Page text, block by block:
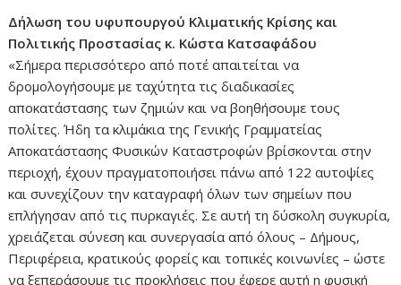
Δήλωση του υφυπουργού Κλιματικής Κρίσης και
Πολιτικής Προστασίας κ. Κώστα Κατσαφάδου
«Σήμερα περισσότερο από ποτέ απαιτείται να
δρομολογήσουμε με ταχύτητα τις διαδικασίες
αποκατάστασης των ζημιών και να βοηθήσουμε τους
πολίτες. Ήδη τα κλιμάκια της Γενικής Γραμματείας
Αποκατάστασης Φυσικών Καταστροφών βρίσκονται στην
περιοχή, έχουν πραγματοποιήσει πάνω από 122 αυτοψίες
και συνεχίζουν την καταγραφή όλων των σημείων που
επλήγησαν από τις πυρκαγιές. Σε αυτή τη δύσκολη συγκυρία,
χρειάζεται σύνεση και συνεργασία από όλους – Δήμους,
Περιφέρεια, κρατικούς φορείς και τοπικές κοινωνίες – ώστε
να ξεπεράσουμε τις προκλήσεις που έφερε αυτή η φυσική